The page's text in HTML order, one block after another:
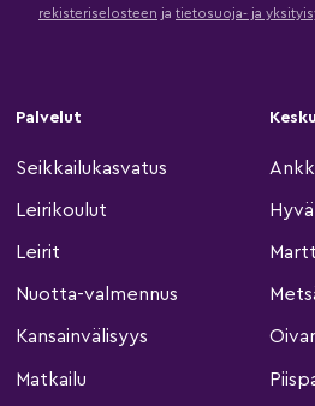
rekisteriselosteen ja tietosuoja- ja
Palvelut
Seikkailukasvatus
Leirikoulut
Leirit
Nuotta-valmennus
Kansainvälisyys
Matkailu